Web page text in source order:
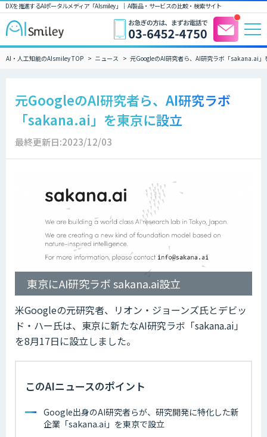
DXを推進するAIポータルメディア「AIsmiley」｜ AI製品・サービスの比較・検索サイト
AI・人工知能のAIsmiley TOP ニュース 元GoogleのAI研究者ら、AI研究ラボ「sakana.ai」
元GoogleのAI研究者ら、AI研究ラボ
「sakana.ai」を東京に設立
最終更新日:2023/12/03
東京にAI研究ラボ sakana.ai設立
米Googleの元研究者、リオン・ジョーンズ氏とデビッ
ド・ハー氏は、東京に新たなAI研究ラボ「sakana.ai」
を8月17日に設立しました。
このAIニュースのポイント
Google出身のAI研究者らが、研究開発に特化した新
企業「sakana.ai」を東京で設立